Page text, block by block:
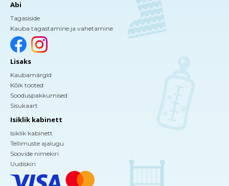
Abi
Tagasiside
Kauba tagastamine ja vahetamine
Lisaks
Kaubamärgid
Kõik tooted
Sooduspakkumised
Sisukaart
Isiklik kabinett
Isiklik kabinett
Tellimuste ajalugu
Soovide nimekiri
Uudiskiri